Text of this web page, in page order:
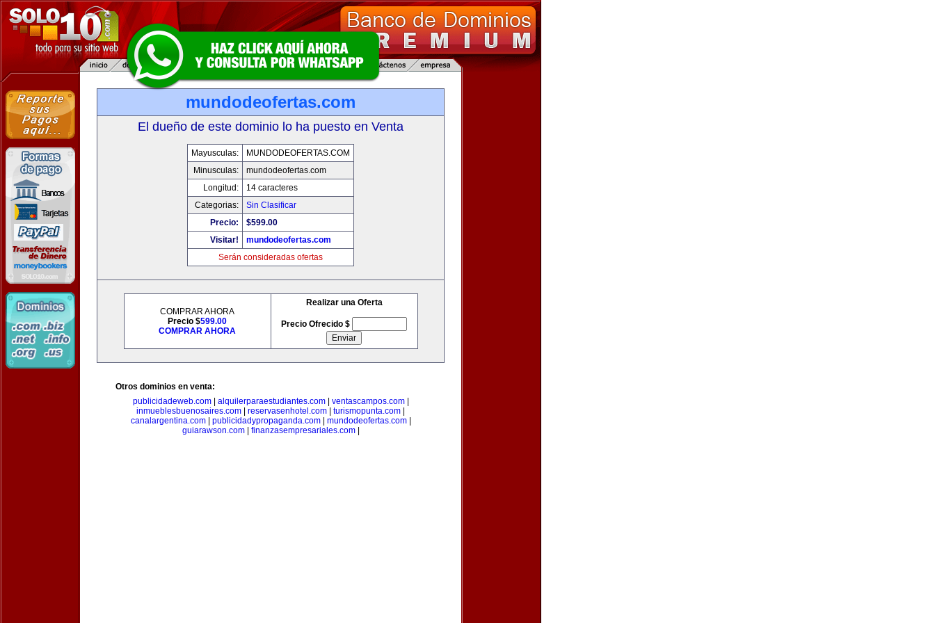
mundodeofertas.com
El dueño de este dominio lo ha puesto en Venta
Mayusculas:
MUNDODEOFERTAS.COM
Minusculas:
mundodeofertas.com
Longitud:
14 caracteres
Categorias:
Sin Clasificar
Precio:
$599.00
Visitar!
mundodeofertas.com
Serán consideradas ofertas
COMPRAR AHORA
Precio $599.00
COMPRAR AHORA
Realizar una Oferta
Precio Ofrecido $
Otros dominios en venta:
publicidadeweb.com| alquilerparaestudiantes.com| ventascampos.com|
inmueblesbuenosaires.com
reservasenhotel.com turismopunta.com
canalargentina.com| publicidadypropaganda.com| mundodeofertas.com|
guiarawson.com| finanzasempresariales.com|